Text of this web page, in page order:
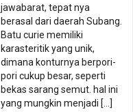
jawabarat, tepat nya
berasal dari daerah Subang.
Batu curie memiliki
karasteritik yang unik,
dimana konturnya berpori-
pori cukup besar, seperti
bekas sarang semut. hal ini
yang mungkin menjadi […]